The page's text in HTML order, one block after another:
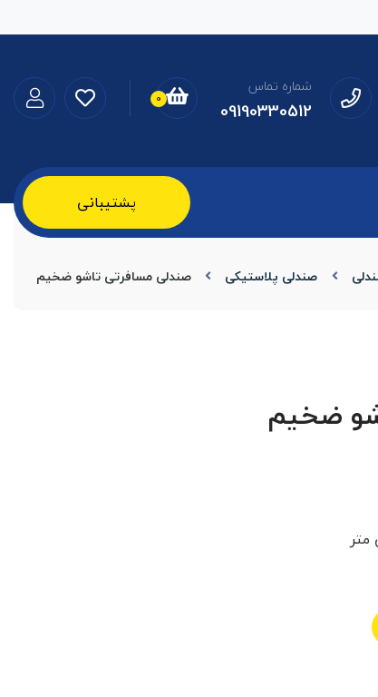
شماره تماس
09190330512
0
پشتیبانی
صندلی پلاستیکی صندلی مسافرتی تاشو ضخیم
ضخیم